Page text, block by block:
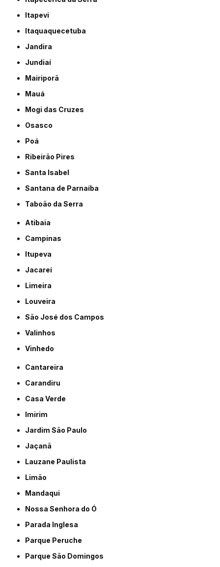
Itapevi
Itaquaquecetuba
Jandira
Jundiaí
Mairiporã
Mauá
Mogi das Cruzes
Osasco
Poá
Ribeirão Pires
Santa Isabel
Santana de Parnaíba
Taboão da Serra
Atibaia
Campinas
Itupeva
Jacareí
Limeira
Louveira
São José dos Campos
Valinhos
Vinhedo
Cantareira
Carandiru
Casa Verde
Imirim
Jardim São Paulo
Jaçanã
Lauzane Paulista
Limão
Mandaqui
Nossa Senhora do Ó
Parada Inglesa
Parque Peruche
Parque São Domingos